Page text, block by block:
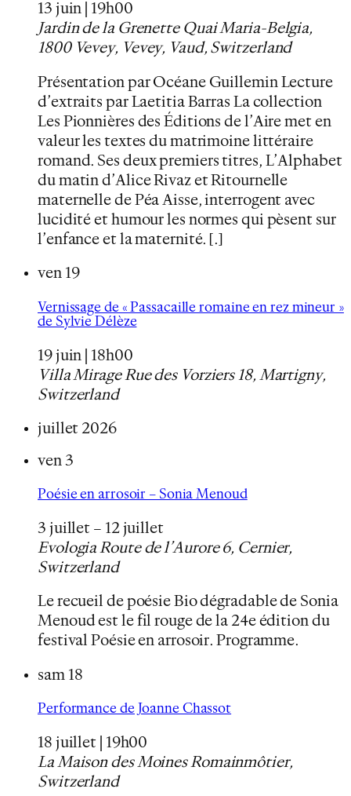
13 juin | 19h00
Jardin de la Grenette Quai Maria-Belgia,
1800 Vevey, Vevey, Vaud, Switzerland
Présentation par Océane Guillemin Lecture
d’extraits par Laetitia Barras La collection
Les Pionnières des Éditions de l’Aire met en
valeur les textes du matrimoine littéraire
romand. Ses deux premiers titres, L’Alphabet
du matin d’Alice Rivaz et Ritournelle
maternelle de Péa Aisse, interrogent avec
lucidité et humour les normes qui pèsent sur
l’enfance et la maternité. […]
ven 19
Vernissage de « Passacaille romaine en rez mineur »
de Sylvie Délèze
19 juin | 18h00
Villa MirageRue des Vorziers 18, Martigny,
Switzerland
juillet 2026
ven 3
Poésie en arrosoir – Sonia Menoud
3 juillet – 12 juillet
EvologiaRoute de l’Aurore 6, Cernier,
Switzerland
Le recueil de poésie Bio dégradable de Sonia
Menoud est le fil rouge de la 24e édition du
festival Poésie en arrosoir. Programme.
sam 18
Performance de Joanne Chassot
18 juillet | 19h00
La Maison des MoinesRomainmôtier,
Switzerland